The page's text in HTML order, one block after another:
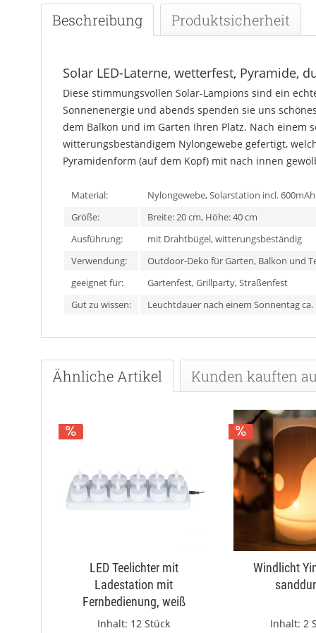
Beschreibung Produktsicherheit
Solar LED-Laterne, wetterfest, Pyramide,
Diese stimmungsvollen Solar-Lampions sind ein
Sonnenenergie und abends spenden sie uns
dem Balkon und im Garten Ihren Platz. Nach einem
witterungsbeständigem Nylongewebe gefertigt,
Pyramidenform (auf dem Kopf) mit nach innen
Material:
Nylongewebe, Solarstation incl.
Größe:
Breite: 20 cm, Höhe: 40 cm
Ausführung:
mit Drahtbügel, witterungsbeständig
Verwendung:
Outdoor-Deko für Garten, Balkon und
geeignet für:
Gartenfest, Grillparty, Straßenfest
Gut zu wissen:
Leuchtdauer nach einem Sonnentag
Ähnliche Artikel Kunden kauften
LED Teelichter mit
Ladestation mit
Fernbedienung, weiß
Inhalt: 12 Stück
Windlicht
Inhalt:2